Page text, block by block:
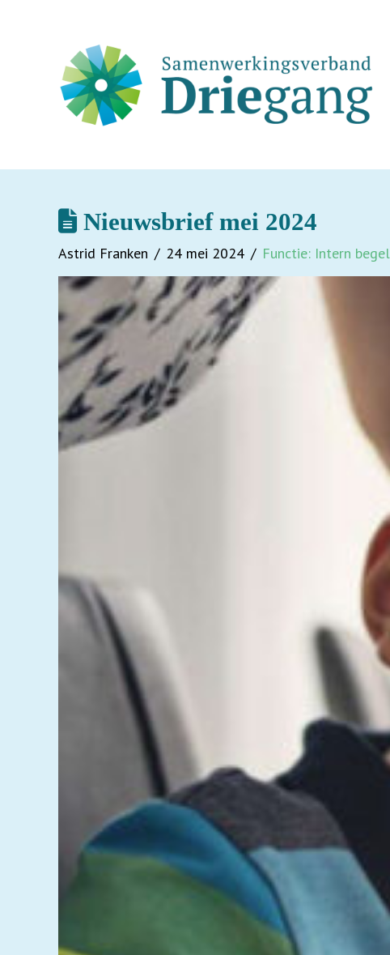
Nieuwsbrief mei 2024
Astrid Franken 24 mei 2024 Functie: Intern